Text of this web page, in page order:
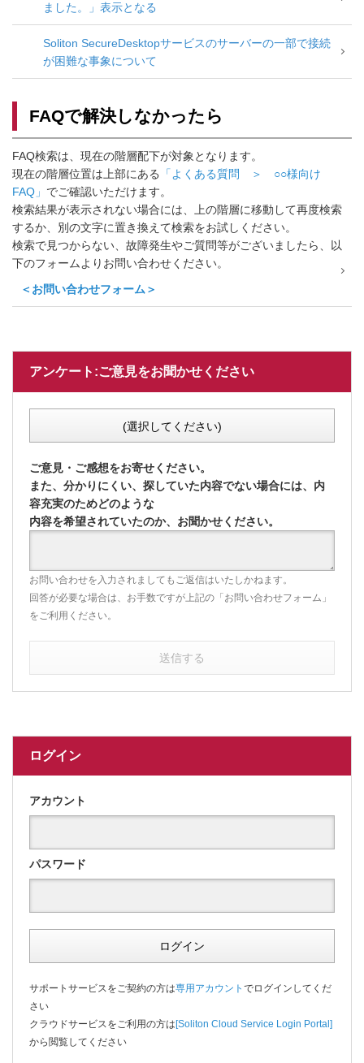
ました。」表示となる
Soliton SecureDesktopサービスのサーバーの一部で接続
が困難な事象について
FAQで解決しなかったら
FAQ検索は、現在の階層配下が対象となります。
現在の階層位置は上部にある
「よくある質問 ＞ ○○様向け
FAQ」 でご確認いただけます。
検索結果が表示されない場合には、上の階層に移動して再度検索
するか、別の文字に置き換えて検索をお試しください。
検索で見つからない、故障発生やご質問等がございましたら、以
下のフォームよりお問い合わせください。
＜お問い合わせフォーム＞
アンケート:ご意見をお聞かせください
(選択してください)
ご意見・ご感想をお寄せください。
また、分かりにくい、探していた内容でない場合には、内
容充実のためどのような
内容を希望されていたのか、お聞かせください。
お問い合わせを入力されましてもご返信はいたしかねます。
回答が必要な場合は、お手数ですが上記の「お問い合わせフォーム」
をご利用ください。
送信する
ログイン
アカウント
パスワード
ログイン
サポートサービスをご契約の方は専用アカウント でログインしてくだ
さい
クラウドサービスをご利用の方は[Soliton Cloud Service Login Portal]
から閲覧してください